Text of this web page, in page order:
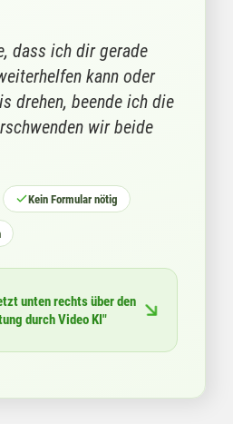
dass ich dir gerade
kann oder
drehen, beende ich die
wir beide
Kein Formular nötig
unten rechts über den
durch Video KI"